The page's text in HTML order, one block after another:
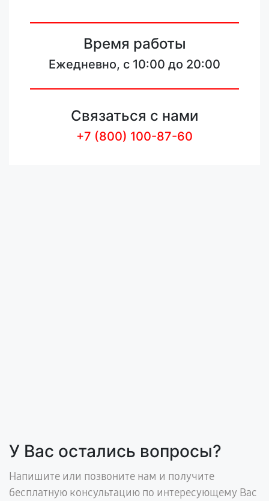
Время работы
Ежедневно, с 10:00 до 20:00
Связаться с нами
+7 (800) 100-87-60
У Вас остались вопросы?
Напишите или позвоните нам и получите
бесплатную консультацию по интересующему Вас